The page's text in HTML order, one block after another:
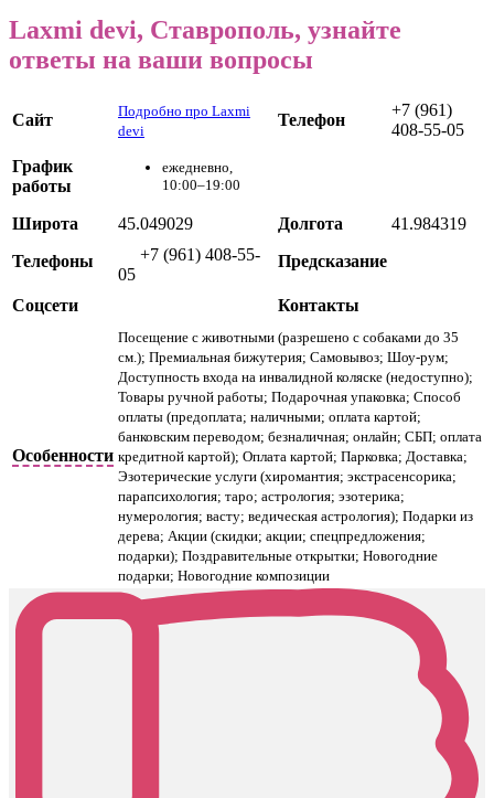
Laxmi devi, Ставрополь, узнайте
ответы на ваши вопросы
Сайт
Подробно про Laxmi
devi
Телефон
+7 (961)
408-55-05
График
работы
ежедневно,
10:00–19:00
Широта 45.049029 Долгота
41.984319
Телефоны
+7 (961) 408-55-
05
Предсказание
Соцсети Контакты
Особенности
Посещение с животными (разрешено с собаками до 35
см.); Премиальная бижутерия; Самовывоз; Шоу-рум;
Доступность входа на инвалидной коляске (недоступно);
Товары ручной работы; Подарочная упаковка; Способ
оплаты (предоплата; наличными; оплата картой;
банковским переводом; безналичная; онлайн; СБП; оплата
кредитной картой); Оплата картой; Парковка; Доставка;
Эзотерические услуги (хиромантия; экстрасенсорика;
парапсихология; таро; астрология; эзотерика;
нумерология; васту; ведическая астрология); Подарки из
дерева; Акции (скидки; акции; спецпредложения;
подарки); Поздравительные открытки; Новогодние
подарки; Новогодние композиции